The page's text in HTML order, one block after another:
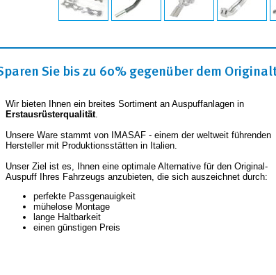
Sie bis zu 60% gegenüber dem
Wir bieten Ihnen ein breites Sortiment an Auspuffanlagen in
Erstausrüsterqualität.
Unsere Ware stammt von IMASAF - einem der weltweit führenden
Hersteller mit Produktionsstätten in Italien.
Unser Ziel ist es, Ihnen eine optimale Alternative für den Original-
Auspuff Ihres Fahrzeugs anzubieten, die sich auszeichnet durch:
perfekte Passgenauigkeit
mühelose Montage
lange Haltbarkeit
einen günstigen Preis